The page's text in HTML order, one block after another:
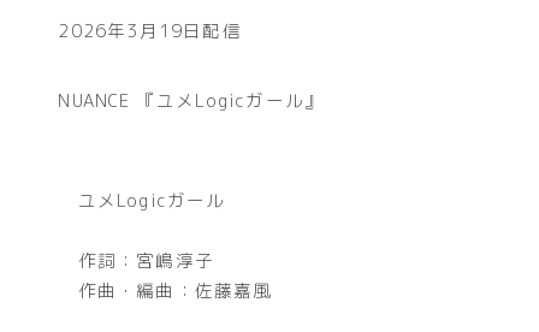
2026年3月19日配信
NUANCE 『ユメLogicガール』
ユメLogicガール
作詞：宮嶋淳子
作曲・編曲：佐藤嘉風